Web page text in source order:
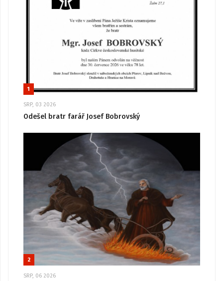
1
SRP, 03 2026
Odešel bratr farář Josef Bobrovský
2
SRP, 06 2026